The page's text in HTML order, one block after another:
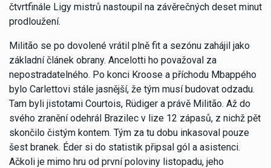
čtvrtfinále Ligy mistrů nastoupil na závěrečných deset minut
prodloužení.
Militão se po dovolené vrátil plně fit a sezónu zahájil jako
základní článek obrany. Ancelotti ho považoval za
nepostradatelného. Po konci Kroose a příchodu Mbappého
bylo Carlettovi stále jasnější, že tým musí budovat odzadu.
Tam byli jistotami Courtois, Rüdiger a právě Militão. Až do
svého zranění odehrál Brazilec v lize 12 zápasů, z nichž pět
skončilo čistým kontem. Tým za tu dobu inkasoval pouze
šest branek. Éder si do statistik připsal gól a asistenci.
Ačkoli je mimo hru od první poloviny listopadu, jeho